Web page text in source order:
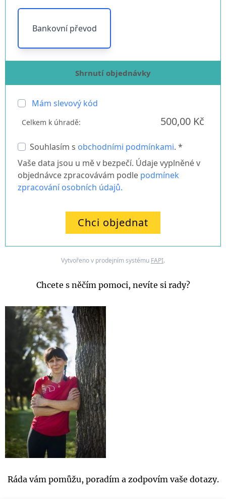
Bankovní převod
Shrnutí objednávky
Mám slevový kód
Celkem k úhradě: 500,00 Kč
Souhlasím s obchodními podmínkami. *
Vaše data jsou u mě v bezpečí. Údaje vyplněné v
objednávce zpracovávám podle podmínek
zpracování osobních údajů.
Chci objednat
Vytvořeno v prodejním systému FAPI.
Chcete s něčím pomoci, nevíte si rady?
Ráda vám pomůžu, poradím a zodpovím vaše dotazy.